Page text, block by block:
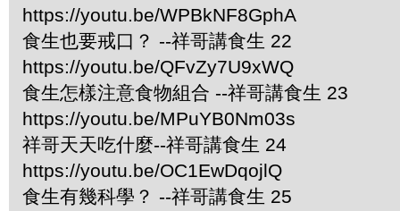
https://youtu.be/WPBkNF8GphA
食生也要戒口？ --祥哥講食生 22
https://youtu.be/QFvZy7U9xWQ
食生怎樣注意食物組合 --祥哥講食生 23
https://youtu.be/MPuYB0Nm03s
祥哥天天吃什麼--祥哥講食生 24
https://youtu.be/OC1EwDqojlQ
食生有幾科學？ --祥哥講食生 25